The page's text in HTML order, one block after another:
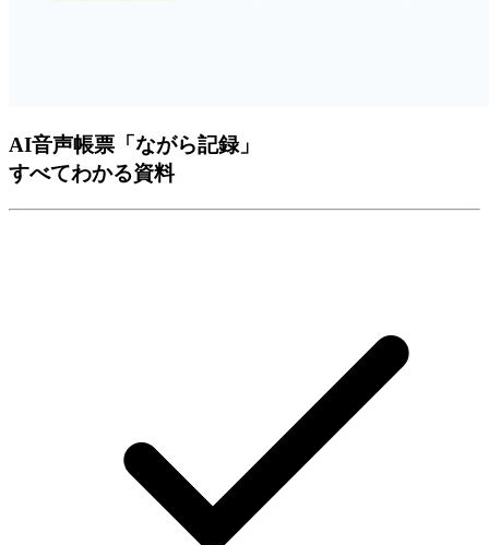
AI音声帳票「ながら記録」
すべてわかる資料